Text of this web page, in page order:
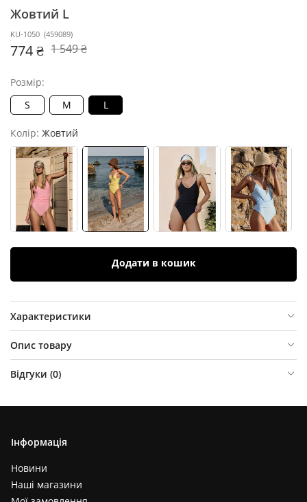
Жовтий L
KU-1050 (459089)
774 ₴ 1 549 ₴
Розмір:
S
M L
Колір: Жовтий
Додати в кошик
Характеристики
Опис товару
Відгуки (0)
Інформація
Новини
Наші магазини